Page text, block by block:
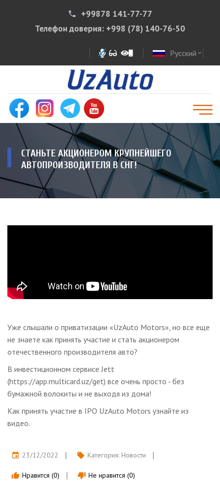
phone
+99878 141-77-77
Телефон доверия: +998 (78) 140-76-50
Русский expand_more
СТАНЬТЕ АКЦИОНЕРОМ КРУПНЕЙШЕГО
АВТОПРОИЗВОДИТЕЛЯ В СНГ!
Уже слышали о приватизации «UzAuto Motors», но все еще
не знаете как принять участие и стать акционером
отечественного производителя авто?
В инвестиционном сервисе Jett
(https://app.multicard.uz/get) все очень просто - без
бумажной волокиты и не выходя из дома!
Как принять участие в IPO UzAuto Motors узнайте из
видео.
event 23/12/2022 local_offer Категория: Новости
thumb_up Нравится (0) thumb_down Не нравится (0)